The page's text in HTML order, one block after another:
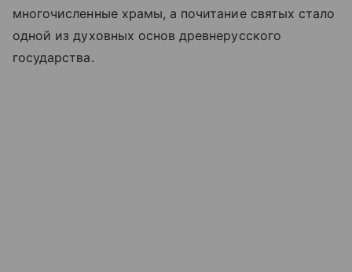
многочисленные храмы, а почитание святых стало
одной из духовных основ древнерусского
государства.